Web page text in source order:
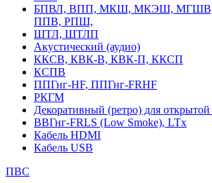
БПВЛ, ВПП, МКШ, МКЭШ,
ППВ, РПШ,
ШТЛ, ШТЛП
Акустический (аудио)
ККСВ, КВК-В, КВК-П, ККСП
КСПВ
ППГнг-HF, ППГнг-FRHF
РКГМ
Декоративный (ретро) для
ВВГнг-FRLS (Low Smoke), LTx
Кабель HDMI
Кабель USB
ПВС